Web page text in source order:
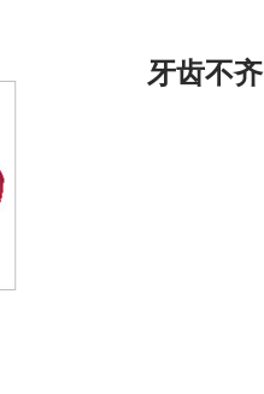
牙齿不齐